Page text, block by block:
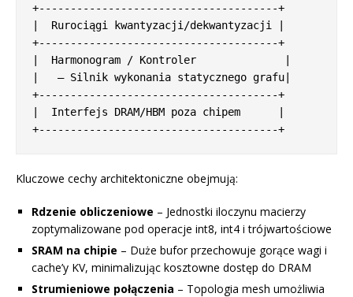
+--------------------------------------+
|  Rurociągi kwantyzacji/dekwantyzacji |
+--------------------------------------+
|  Harmonogram / Kontroler              |
|   — Silnik wykonania statycznego grafu|
+--------------------------------------+
|  Interfejs DRAM/HBM poza chipem      |
Kluczowe cechy architektoniczne obejmują:
Rdzenie obliczeniowe – Jednostki iloczynu macierzy
zoptymalizowane pod operacje int8, int4 i trójwartościowe
SRAM na chipie – Duże bufor przechowuje gorące wagi i
cache’y KV, minimalizując kosztowne dostęp do DRAM
Strumieniowe połączenia – Topologia mesh umożliwia